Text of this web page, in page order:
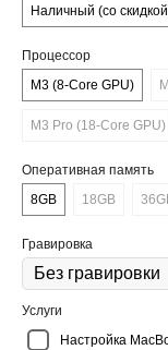
Наличный (со
Процессор
M3 (8-Core GPU)
M3 Pro (18-Core GPU)
Оперативная память
8GB
18GB
Гравировка
Услуги
Настройка